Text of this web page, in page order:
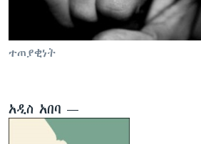
ቋንቋዎች
ተጠያቂነት
አዲስ አበባ —